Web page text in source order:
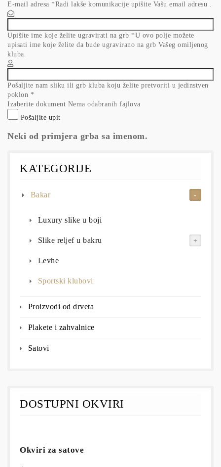
E-mail adresa *Radi lakše komunikacije upišite Vašu email adresu .
Upišite ime koje želite ugravirati na grb *U ovo polje možete
upisati ime koje želite da bude ugravirano na grb Vašeg omiljenog
kluba.
Pošaljite nam sliku ili grb kluba koju želite pretvoriti u jedinstven
poklon *
Izaberite dokument Nema odabranih fajlova
Pošaljite upit
Neki od primjera grba sa imenom.
KATEGORIJE
Bakar
Luxury slike u boji
Slike reljef u bakru
Levhe
Sportski klubovi
Proizvodi od drveta
Plakete i zahvalnice
Satovi
DOSTUPNI OKVIRI
Okviri za satove